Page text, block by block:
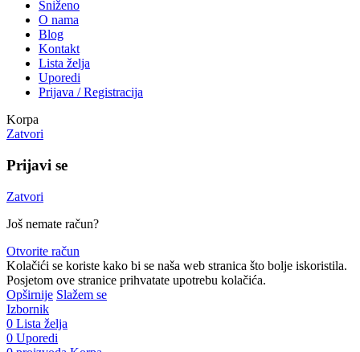
Sniženo
O nama
Blog
Kontakt
Lista želja
Uporedi
Prijava / Registracija
Korpa
Zatvori
Prijavi se
Zatvori
Još nemate račun?
Otvorite račun
Kolačići se koriste kako bi se naša web stranica što bolje iskoristila.
Posjetom ove stranice prihvatate upotrebu kolačića.
Opširnije Slažem se
Izbornik
0 Lista želja
0 Uporedi